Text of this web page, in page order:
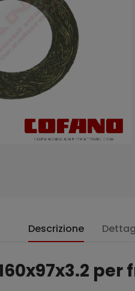
Descrizione
per